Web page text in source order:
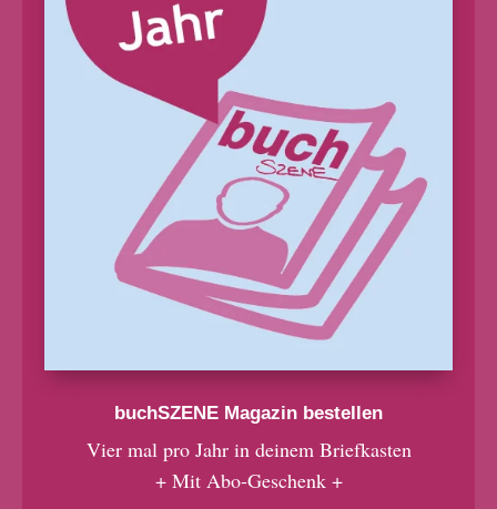
buchSZENE Magazin bestellen
Vier mal pro Jahr in deinem Briefkasten
+ Mit Abo-Geschenk +